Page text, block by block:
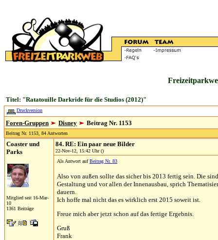
Titel: "Ratatouille Darkride für die Studios (2012)"
Druckversion
Foren-Gruppen Disney Beitrag Nr. 1153
Beitrag Nr. 1153, 84 Antworten
Coaster und
Parks
Mitglied seit 16-Mar-
10
1361 Beiträge
84. RE: Ein paar neue Bilder
22-Nov-12, 15:42 Uhr ()
Als Antwort aufBeitrag Nr. 83
Also von außen sollte das sicher bis 2013 fertig sein. Die
Gestaltung und vor allen der Innenausbau, sprich
dauern.
Ich hoffe mal nicht das es wirklich erst 2015 soweit ist.
Freue mich aber jetzt schon auf das fertige Ergebnis.
Gruß
Frank